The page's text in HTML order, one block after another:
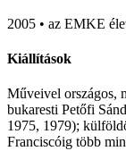
2005 • az EMKE
Kiállítások
Műveivel országos,
bukaresti Petőfi
1975, 1979);
Franciscóig több